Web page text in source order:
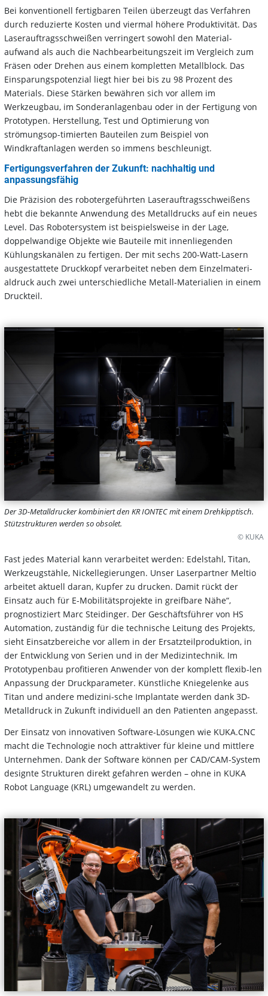
Bei konventionell fertigbaren Teilen überzeugt das Verfahren
durch reduzierte Kosten und viermal höhere Produktivität. Das
Laserauftragsschweißen verringert sowohl den Material-
aufwand als auch die Nachbearbeitungszeit im Vergleich zum
Fräsen oder Drehen aus einem kompletten Metallblock. Das
Einsparungspotenzial liegt hier bei bis zu 98 Prozent des
Materials. Diese Stärken bewähren sich vor allem im
Werkzeugbau, im Sonderanlagenbau oder in der Fertigung von
Prototypen. Herstellung, Test und Optimierung von
strömungsop-timierten Bauteilen zum Beispiel von
Windkraftanlagen werden so immens beschleunigt.
Fertigungsverfahren der Zukunft: nachhaltig und
anpassungsfähig
Die Präzision des robotergeführten Laserauftragsschweißens
hebt die bekannte Anwendung des Metalldrucks auf ein neues
Level. Das Robotersystem ist beispielsweise in der Lage,
doppelwandige Objekte wie Bauteile mit innenliegenden
Kühlungskanälen zu fertigen. Der mit sechs 200-Watt-Lasern
ausgestattete Druckkopf verarbeitet neben dem Einzelmateri-
aldruck auch zwei unterschiedliche Metall-Materialien in einem
Druckteil.
Der 3D-Metalldrucker kombiniert den KR IONTEC mit einem Drehkipptisch.
Stützstrukturen werden so obsolet.
© KUKA
Fast jedes Material kann verarbeitet werden: Edelstahl, Titan,
Werkzeugstähle, Nickellegierungen. Unser Laserpartner Meltio
arbeitet aktuell daran, Kupfer zu drucken. Damit rückt der
Einsatz auch für E-Mobilitätsprojekte in greifbare Nähe“,
prognostiziert Marc Steidinger. Der Geschäftsführer von HS
Automation, zuständig für die technische Leitung des Projekts,
sieht Einsatzbereiche vor allem in der Ersatzteilproduktion, in
der Entwicklung von Serien und in der Medizintechnik. Im
Prototypenbau profitieren Anwender von der komplett flexib-len
Anpassung der Druckparameter. Künstliche Kniegelenke aus
Titan und andere medizini-sche Implantate werden dank 3D-
Metalldruck in Zukunft individuell an den Patienten angepasst.
Der Einsatz von innovativen Software-Lösungen wie KUKA.CNC
macht die Technologie noch attraktiver für kleine und mittlere
Unternehmen. Dank der Software können per CAD/CAM-System
designte Strukturen direkt gefahren werden – ohne in KUKA
Robot Language (KRL) umgewandelt zu werden.